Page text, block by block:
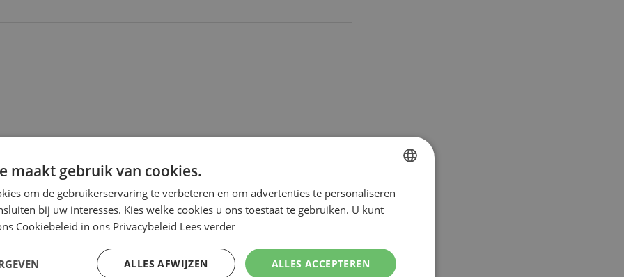
DUTCH
ENGLISH
maakt gebruik van cookies.
om de gebruikerservaring te verbeteren en om advertenties te personaliseren
bij uw interesses. Kies welke cookies u ons toestaat te gebruiken. U kunt
Cookiebeleid in ons Privacybeleid Lees verder
ALLES ACCEPTEREN
ALLES AFWIJZEN